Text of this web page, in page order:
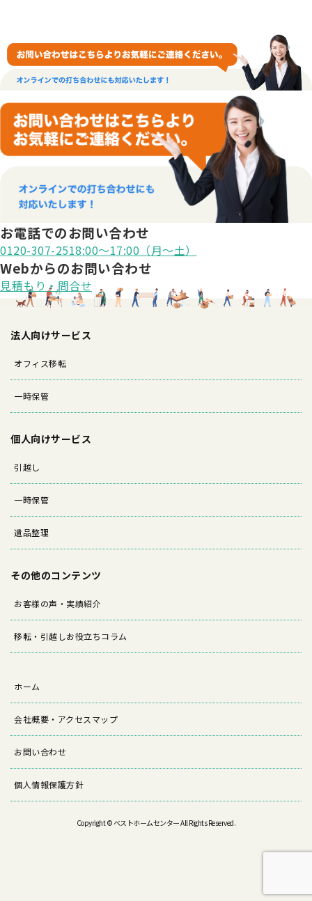
お電話でのお問い合わせ
0120-307-2518:00〜17:00（月〜土）
Webからのお問い合わせ
見積もり・問合せ
法人向けサービス
オフィス移転
一時保管
個人向けサービス
引越し
一時保管
遺品整理
その他のコンテンツ
お客様の声・実績紹介
移転・引越しお役立ちコラム
ホーム
会社概要・アクセスマップ
お問い合わせ
個人情報保護方針
Copyright © ベストホームセンター All Rights Reserved.